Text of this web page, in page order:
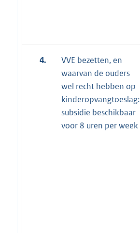
4.
VVE bezetten, en
waarvan de ouders
wel recht hebben op
kinderopvangtoeslag:
subsidie beschikbaar
voor 8 uren per week